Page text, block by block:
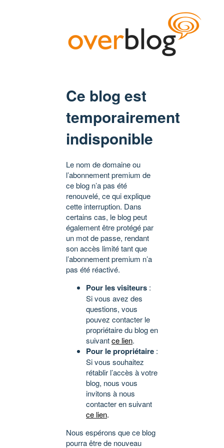
Ce blog est
temporairement
indisponible
Le nom de domaine ou
l’abonnement premium de
ce blog n’a pas été
renouvelé, ce qui explique
cette interruption. Dans
certains cas, le blog peut
également être protégé par
un mot de passe, rendant
son accès limité tant que
l’abonnement premium n’a
pas été réactivé.
Pour les visiteurs :
Si vous avez des
questions, vous
pouvez contacter le
propriétaire du blog en
suivantce lien.
Pour le propriétaire :
Si vous souhaitez
rétablir l’accès à votre
blog, nous vous
invitons à nous
contacter en suivant
ce lien.
Nous espérons que ce blog
pourra être de nouveau